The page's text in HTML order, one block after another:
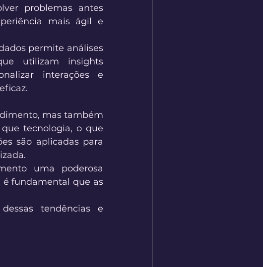
problemas antes
mais ágil e
permite análises
utilizam insights
interações e
mas também
tecnologia, o que
são aplicadas para
uma poderosa
é fundamental que as
tendências e